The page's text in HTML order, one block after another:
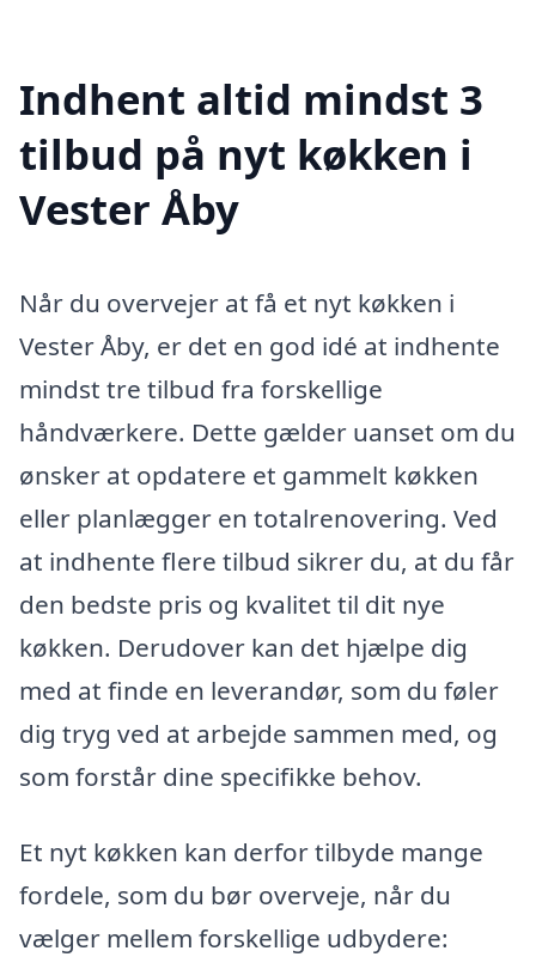
Indhent altid mindst 3
tilbud på nyt køkken i
Vester Åby
Når du overvejer at få et nyt køkken i
Vester Åby, er det en god idé at indhente
mindst tre tilbud fra forskellige
håndværkere. Dette gælder uanset om du
ønsker at opdatere et gammelt køkken
eller planlægger en totalrenovering. Ved
at indhente flere tilbud sikrer du, at du får
den bedste pris og kvalitet til dit nye
køkken. Derudover kan det hjælpe dig
med at finde en leverandør, som du føler
dig tryg ved at arbejde sammen med, og
som forstår dine specifikke behov.
Et nyt køkken kan derfor tilbyde mange
fordele, som du bør overveje, når du
vælger mellem forskellige udbydere: